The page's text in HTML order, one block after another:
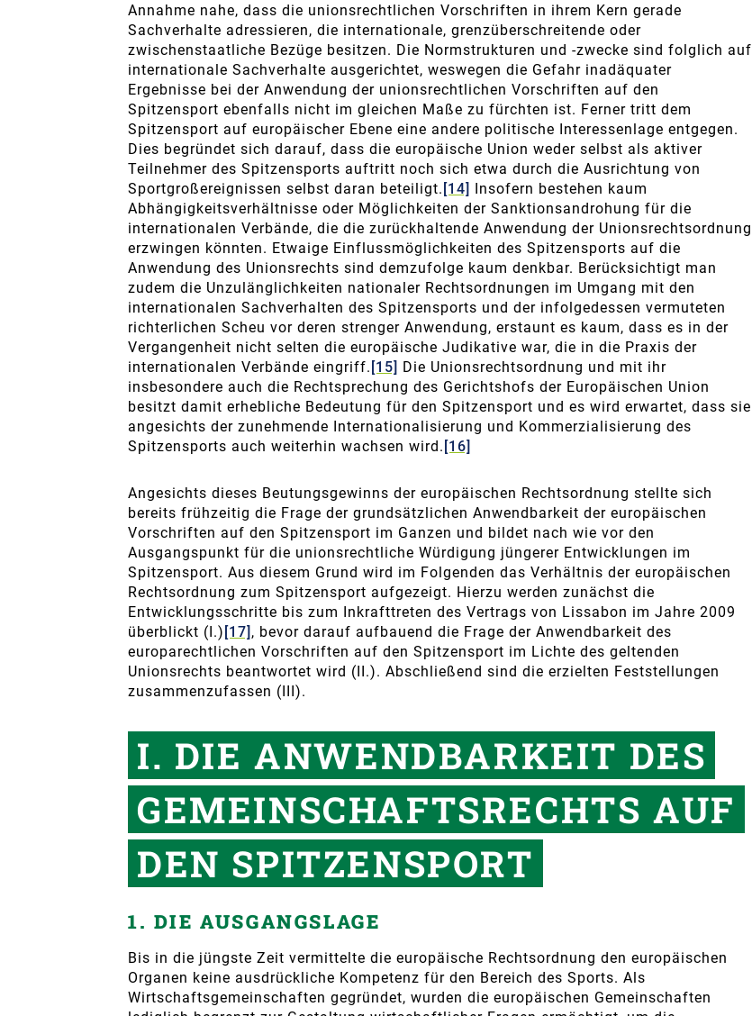
Annahme nahe, dass die unionsrechtlichen Vorschriften in ihrem Kern gerade
Sachverhalte adressieren, die internationale, grenzüberschreitende oder
zwischenstaatliche Bezüge besitzen. Die Normstrukturen und -zwecke sind folglich auf
internationale Sachverhalte ausgerichtet, weswegen die Gefahr inadäquater
Ergebnisse bei der Anwendung der unionsrechtlichen Vorschriften auf den
Spitzensport ebenfalls nicht im gleichen Maße zu fürchten ist. Ferner tritt dem
Spitzensport auf europäischer Ebene eine andere politische Interessenlage entgegen.
Dies begründet sich darauf, dass die europäische Union weder selbst als aktiver
Teilnehmer des Spitzensports auftritt noch sich etwa durch die Ausrichtung von
Sportgroßereignissen selbst daran beteiligt. [14] Insofern bestehen kaum
Abhängigkeitsverhältnisse oder Möglichkeiten der Sanktionsandrohung für die
internationalen Verbände, die die zurückhaltende Anwendung der Unionsrechtsordnung
erzwingen könnten. Etwaige Einflussmöglichkeiten des Spitzensports auf die
Anwendung des Unionsrechts sind demzufolge kaum denkbar. Berücksichtigt man
zudem die Unzulänglichkeiten nationaler Rechtsordnungen im Umgang mit den
internationalen Sachverhalten des Spitzensports und der infolgedessen vermuteten
richterlichen Scheu vor deren strenger Anwendung, erstaunt es kaum, dass es in der
Vergangenheit nicht selten die europäische Judikative war, die in die Praxis der
internationalen Verbände eingriff. [15] Die Unionsrechtsordnung und mit ihr
insbesondere auch die Rechtsprechung des Gerichtshofs der Europäischen Union
besitzt damit erhebliche Bedeutung für den Spitzensport und es wird erwartet, dass sie
angesichts der zunehmende Internationalisierung und Kommerzialisierung des
Spitzensports auch weiterhin wachsen wird. [16]
Angesichts dieses Beutungsgewinns der europäischen Rechtsordnung stellte sich
bereits frühzeitig die Frage der grundsätzlichen Anwendbarkeit der europäischen
Vorschriften auf den Spitzensport im Ganzen und bildet nach wie vor den
Ausgangspunkt für die unionsrechtliche Würdigung jüngerer Entwicklungen im
Spitzensport. Aus diesem Grund wird im Folgenden das Verhältnis der europäischen
Rechtsordnung zum Spitzensport aufgezeigt. Hierzu werden zunächst die
Entwicklungsschritte bis zum Inkrafttreten des Vertrags von Lissabon im Jahre 2009
überblickt (I.) [17] , bevor darauf aufbauend die Frage der Anwendbarkeit des
europarechtlichen Vorschriften auf den Spitzensport im Lichte des geltenden
Unionsrechts beantwortet wird (II.). Abschließend sind die erzielten Feststellungen
zusammenzufassen (III).
I. DIE ANWENDBARKEIT DES
GEMEINSCHAFTSRECHTS AUF
DEN SPITZENSPORT
1. DIE AUSGANGSLAGE
Bis in die jüngste Zeit vermittelte die europäische Rechtsordnung den europäischen
Organen keine ausdrückliche Kompetenz für den Bereich des Sports. Als
Wirtschaftsgemeinschaften gegründet, wurden die europäischen Gemeinschaften